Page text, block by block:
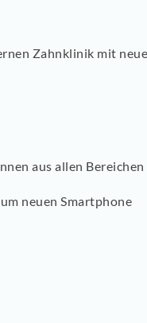
Zahnklinik mit
aus allen
neuen Smartphone